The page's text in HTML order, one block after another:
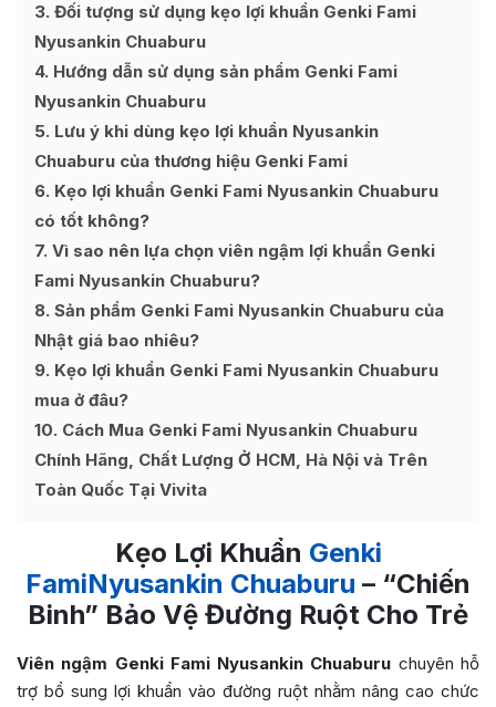
3 Đối tượng sử dụng kẹo lợi khuẩn Genki Fami
Nyusankin Chuaburu
4 Hướng dẫn sử dụng sản phẩm Genki Fami
Nyusankin Chuaburu
5 Lưu ý khi dùng kẹo lợi khuẩn Nyusankin
Chuaburu của thương hiệu Genki Fami
6 Kẹo lợi khuẩn Genki Fami Nyusankin Chuaburu
có tốt không?
7 Vì sao nên lựa chọn viên ngậm lợi khuẩn Genki
Fami Nyusankin Chuaburu?
8 Sản phẩm Genki Fami Nyusankin Chuaburu của
Nhật giá bao nhiêu?
9 Kẹo lợi khuẩn Genki Fami Nyusankin Chuaburu
mua ở đâu?
10 Cách Mua Genki Fami Nyusankin Chuaburu
Chính Hãng, Chất Lượng Ở HCM, Hà Nội và Trên
Toàn Quốc Tại Vivita
Kẹo Lợi Khuẩn Genki
FamiNyusankin Chuaburu – “Chiến
Binh” Bảo Vệ Đường Ruột Cho Trẻ
Viên ngậm Genki Fami Nyusankin Chuaburu chuyên hỗ
trợ bổ sung lợi khuẩn vào đường ruột nhằm nâng cao chức